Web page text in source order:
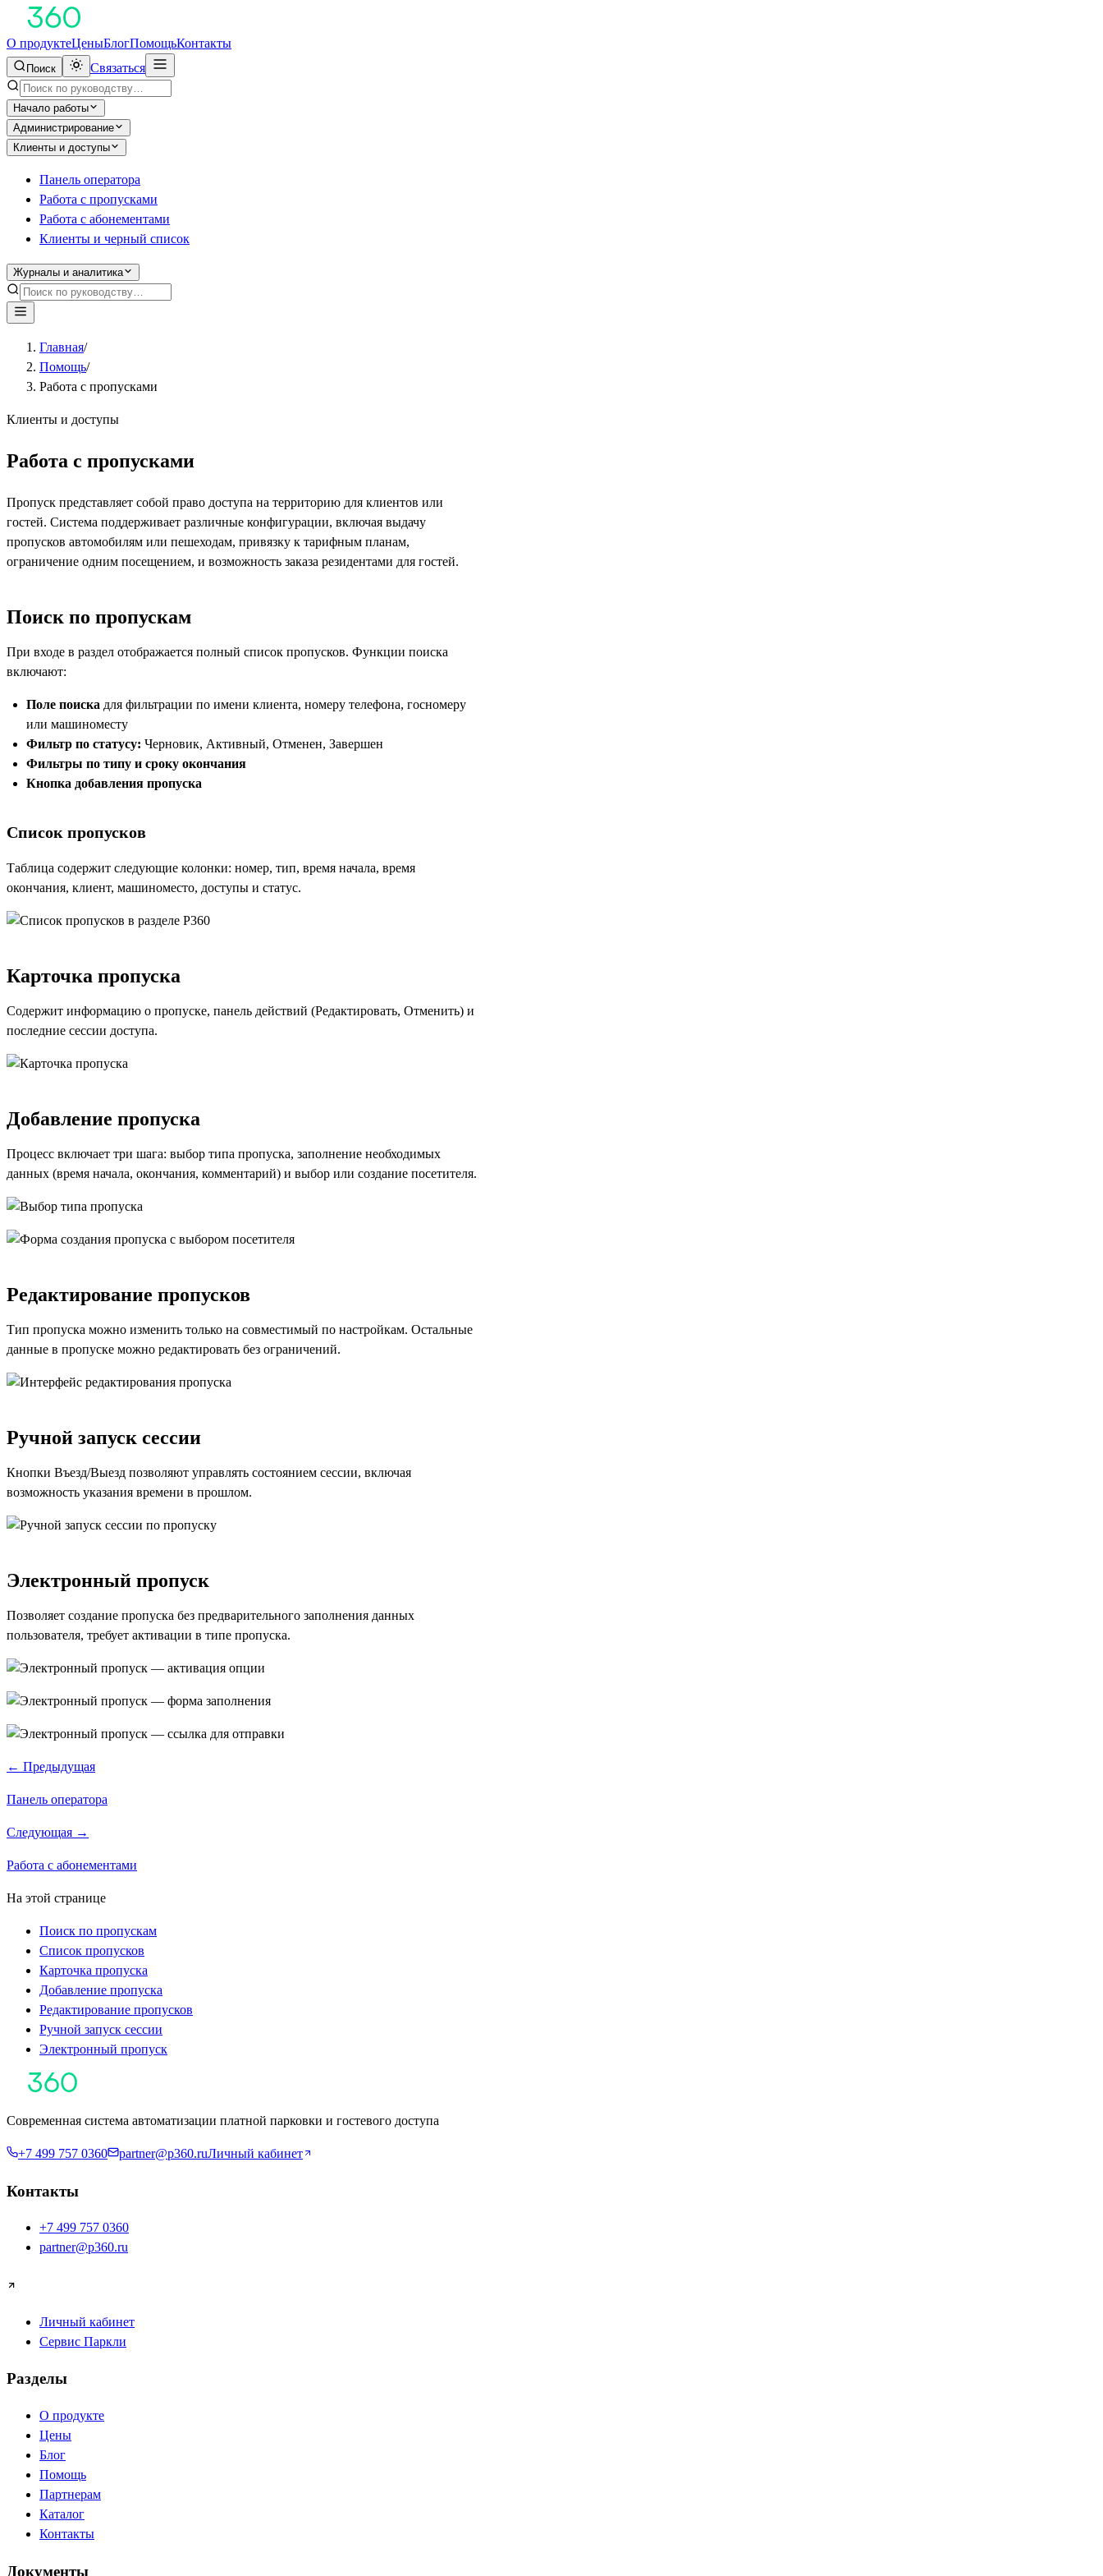
О продуктеЦеныБлогПомощьКонтакты
Поиск Связаться
Начало работы
Администрирование
Клиенты и доступы
Панель оператора
Работа с пропусками
Работа с абонементами
Клиенты и черный список
Журналы и аналитика
Главная/
Помощь/
Работа с пропусками
Клиенты и доступы
Работа с пропусками
Пропуск представляет собой право доступа на территорию для клиентов или
гостей. Система поддерживает различные конфигурации, включая выдачу
пропусков автомобилям или пешеходам, привязку к тарифным планам,
ограничение одним посещением, и возможность заказа резидентами для гостей.
Поиск по пропускам
При входе в раздел отображается полный список пропусков. Функции поиска
включают:
Поле поиска для фильтрации по имени клиента, номеру телефона, госномеру
или машиноместу
Фильтр по статусу: Черновик, Активный, Отменен, Завершен
Фильтры по типу и сроку окончания
Кнопка добавления пропуска
Список пропусков
Таблица содержит следующие колонки: номер, тип, время начала, время
окончания, клиент, машиноместо, доступы и статус.
Карточка пропуска
Содержит информацию о пропуске, панель действий (Редактировать, Отменить) и
последние сессии доступа.
Добавление пропуска
Процесс включает три шага: выбор типа пропуска, заполнение необходимых
данных (время начала, окончания, комментарий) и выбор или создание посетителя.
Редактирование пропусков
Тип пропуска можно изменить только на совместимый по настройкам. Остальные
данные в пропуске можно редактировать без ограничений.
Ручной запуск сессии
Кнопки Въезд/Выезд позволяют управлять состоянием сессии, включая
возможность указания времени в прошлом.
Электронный пропуск
Позволяет создание пропуска без предварительного заполнения данных
пользователя, требует активации в типе пропуска.
← Предыдущая
Панель оператора
Следующая →
Работа с абонементами
На этой странице
Поиск по пропускам
Список пропусков
Карточка пропуска
Добавление пропуска
Редактирование пропусков
Ручной запуск сессии
Электронный пропуск
Современная система автоматизации платной парковки и гостевого доступа
+7 499 757 0360 partner@p360.ruЛичный кабинет
Контакты
+7 499 757 0360
partner@p360.ru
Личный кабинет
Сервис Паркли
Разделы
О продукте
Цены
Блог
Помощь
Партнерам
Каталог
Контакты
Документы